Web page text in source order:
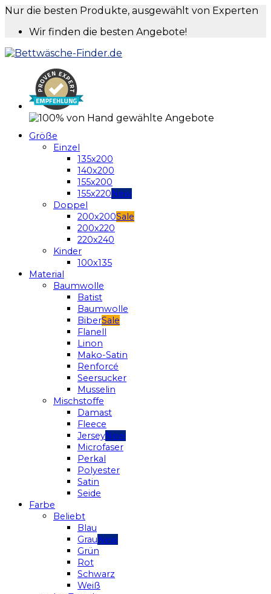
Nur die besten Produkte, ausgewählt von Experten
Wir finden die besten Angebote!
Größe
Einzel
135x200
140x200
155x200
155x220
Doppel
200x200
200x220
220x240
Kinder
100x135
Material
Baumwolle
Batist
Baumwolle
Biber
Flanell
Linon
Mako-Satin
Renforcé
Seersucker
Musselin
Mischstoffe
Damast
Fleece
Jersey
Microfaser
Perkal
Polyester
Satin
Seide
Farbe
Beliebt
Blau
Grau
Grün
Rot
Schwarz
Weiß